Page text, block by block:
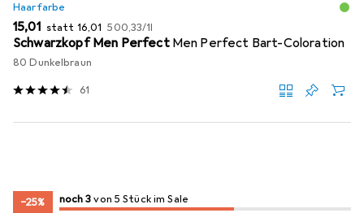
Haarfarbe
EUR
15,01 statt EUR
16,01 EUR
500,33/1l
Schwarzkopf Men Perfect Men Perfect Bart-Coloration
80 Dunkelbraun
61
−25% 3/ 5
3/ 5 im Sale
noch 3 von 5 Stück im Sale